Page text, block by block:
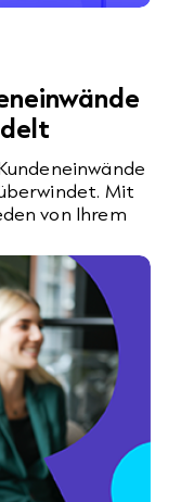
Mit
von Ihrem